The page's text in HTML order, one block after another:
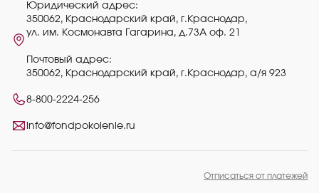
Юридический адрес:
350062, Краснодарский край, г.Краснодар,
ул. им. Космонавта Гагарина, д.73А оф. 21
Почтовый адрес:
350062, Краснодарский край, г.Краснодар, а/я 923
8-800-2224-256
info@fondpokolenie.ru
Отписаться от платежей